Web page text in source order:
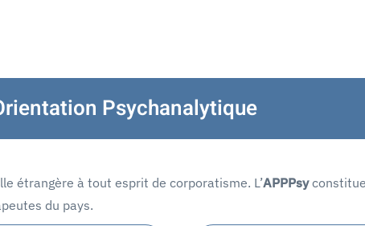
Psychanalytique
étrangère à tout esprit de corporatisme. L’APPPsy
du pays.